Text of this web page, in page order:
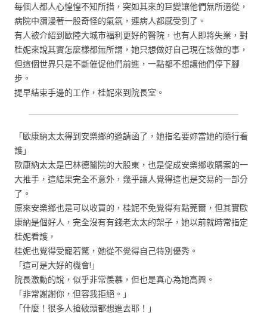
每個人都人心惶惶不知所措，突如其來的巨變讓他們無所適從，
病院中瀰漫著一股奇怪的氣氛，連病人都感受到了。
有人被介紹到歐陸大城市福利更好的醫院，也有人即將失業，對
桂妮來說其實怎麼樣都無所謂，她只想做好自己現在該做的事，
但這個世界只是不斷催促他們前進，一點都不想讓他們停下腳
步。
提早結束手邊的工作，桂妮來到院長室。
「歐康納太太得到安樂鄉的邀請函了，她指名要妳當她的隨行看
護」
歐康納太太是巴林德醫院的大股東，也是促成安樂鄉收購案的一
大推手，這結果完全不意外，幾乎讓人覺得這也是交易的一部分
了。
原來安樂鄉也是可以收買的，桂妮不免覺得有點莞爾，但其實歐
康納是個好人，完全沒有有錢老太太的架子，她以前就時常指定
桂妮看護，
桂妮也覺得受寵若驚，她從不覺得自己特別優秀。
「這可是大好的機會!」
院長激動的說，似乎非常羨慕，但也是真心為她高興。
「非常謝謝你，但容我拒絕。」
「什麼！很多人搶破頭都想進去耶！」